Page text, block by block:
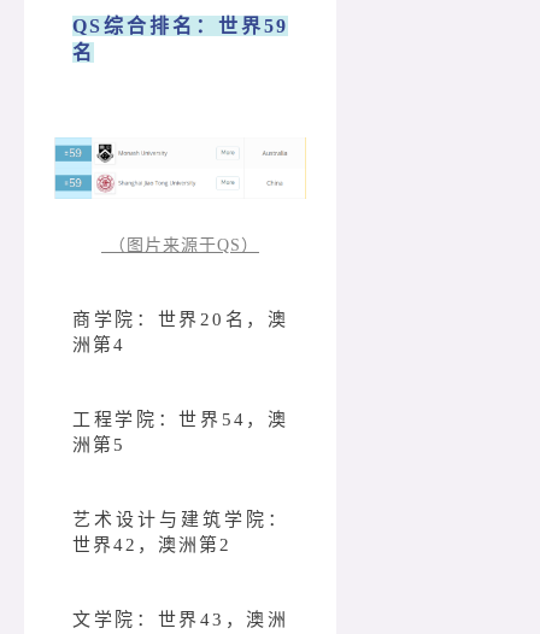
QS综合排名：世界59
名
（图片来源于QS）
商学院：世界20名，澳
洲第4
工程学院：世界54，澳
洲第5
艺术设计与建筑学院：
世界42，澳洲第2
文学院：世界43，澳洲